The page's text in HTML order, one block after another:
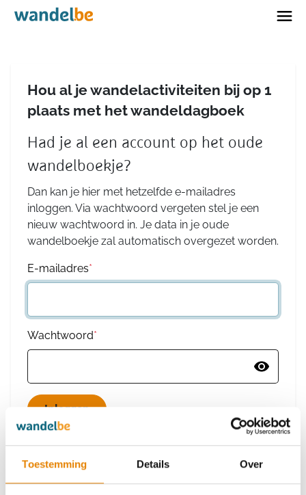
Toestemming Details Over
Home
Hou al je wandelactiviteiten bij op 1
plaats met het wandeldagboek
Had je al een account op het oude
wandelboekje?
Dan kan je hier met hetzelfde e-mailadres
inloggen. Via wachtwoord vergeten stel je een
nieuw wachtwoord in. Je data in je oude
wandelboekje zal automatisch overgezet worden.
E-mailadres*
Wachtwoord*